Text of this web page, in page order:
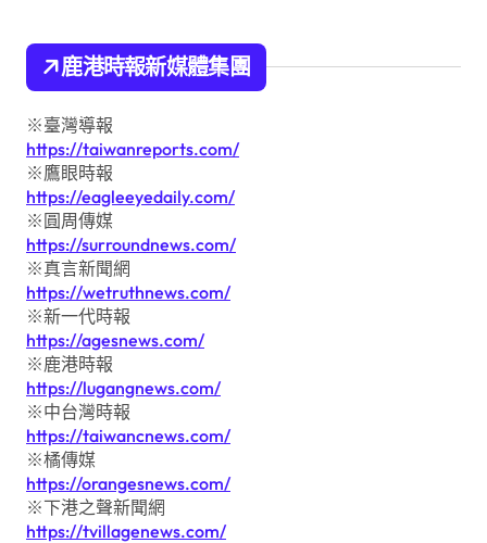
鹿港時報新媒體集團
※臺灣導報
https://taiwanreports.com/
※鷹眼時報
https://eagleeyedaily.com/
※圓周傳媒
https://surroundnews.com/
※真言新聞網
https://wetruthnews.com/
※新一代時報
https://agesnews.com/
※鹿港時報
https://lugangnews.com/
※中台灣時報
https://taiwancnews.com/
※橘傳媒
https://orangesnews.com/
※下港之聲新聞網
https://tvillagenews.com/